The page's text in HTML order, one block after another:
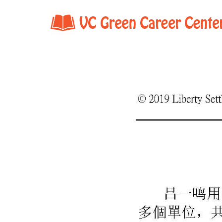
Home Shop Detail.